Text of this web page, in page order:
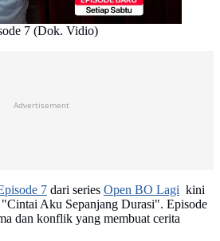
7 (Dok. Vidio)
Advertisement
7 dari series Open BO Lagi kini
Aku Sepanjang Durasi". Episode
dan konflik yang membuat cerita